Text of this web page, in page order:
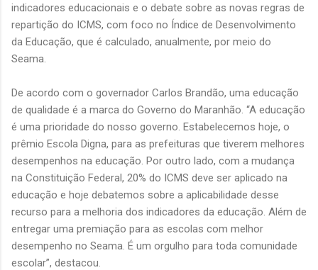
indicadores educacionais e o debate sobre as novas regras de
repartição do ICMS, com foco no Índice de Desenvolvimento
da Educação, que é calculado, anualmente, por meio do
Seama.
De acordo com o governador Carlos Brandão, uma educação
de qualidade é a marca do Governo do Maranhão. “A educação
é uma prioridade do nosso governo. Estabelecemos hoje, o
prêmio Escola Digna, para as prefeituras que tiverem melhores
desempenhos na educação. Por outro lado, com a mudança
na Constituição Federal, 20% do ICMS deve ser aplicado na
educação e hoje debatemos sobre a aplicabilidade desse
recurso para a melhoria dos indicadores da educação. Além de
entregar uma premiação para as escolas com melhor
desempenho no Seama. É um orgulho para toda comunidade
escolar”, destacou.